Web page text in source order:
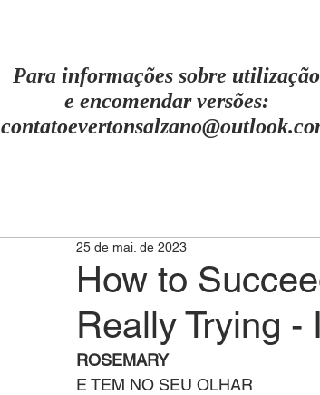
Para informações sobre utilização
e encomendar versões:
How to
Really Trying -
25 de mai. de 2023
ROSEMARY
E TEM NO SEU OLHAR